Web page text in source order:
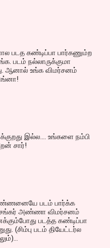
படத கண்டிப்பா பார்கணும்ற
படம் நல்லாருக்குமா
ஆனால் உங்க விமர்சனம்
இல்ல.... உங்களை நம்பி
சார்!
படம் பார்க்க
அண்ணா விமர்சனம்
படத்த கண்டிப்பா
(சிம்பு படம் தியேட்டர்ல